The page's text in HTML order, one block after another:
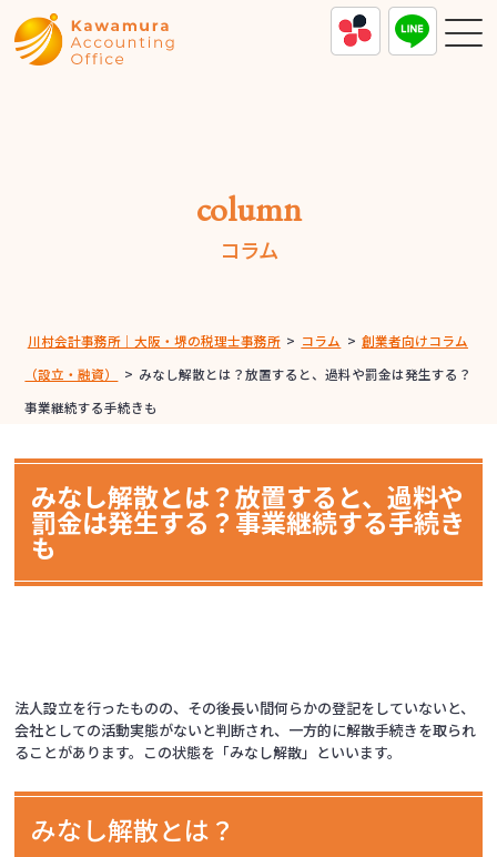
column
コラム
川村会計事務所｜大阪・堺の税理士事務所 > コラム > 創業者向けコラム
（設立・融資）
> みなし解散とは？放置すると、過料や罰金は発生する？
事業継続する手続きも
みなし解散とは？放置すると、過料や
罰金は発生する？事業継続する手続き
も
法人設立を行ったものの、その後長い間何らかの登記をしていないと、
会社としての活動実態がないと判断され、一方的に解散手続きを取られ
ることがあります。この状態を「みなし解散」といいます。
みなし解散とは？